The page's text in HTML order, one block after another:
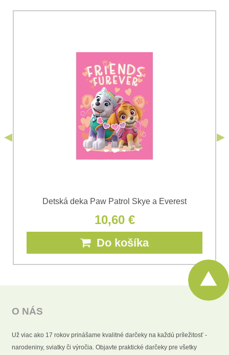
Súhlasím so spracovaním osobných údajov za účelom
odoslania formulára. Oboznámil som sa s
Ochrany osobných údajov
Detská deka Paw Patrol Skye a Everest
10,60 €
Do košíka
O NÁS
Už viac ako 17 rokov prinášame kvalitné darčeky na každú príležitosť -
narodeniny, sviatky či výročia. Objavte praktické darčeky pre všetky